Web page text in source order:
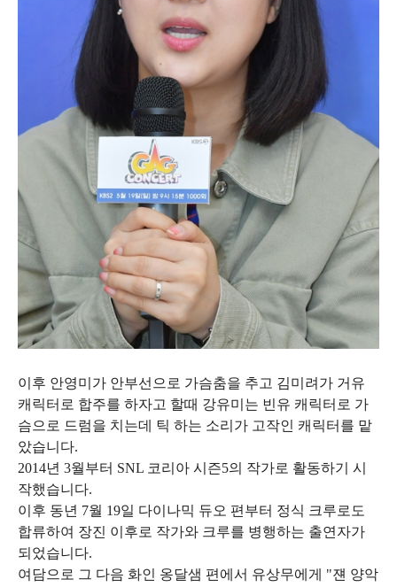
이후 안영미가 안부선으로 가슴춤을 추고 김미려가 거유
캐릭터로 합주를 하자고 할때 강유미는 빈유 캐릭터로 가
슴으로 드럼을 치는데 틱 하는 소리가 고작인 캐릭터를 맡
았습니다.
2014년 3월부터 SNL 코리아 시즌5의 작가로 활동하기 시
작했습니다.
이후 동년 7월 19일 다이나믹 듀오 편부터 정식 크루로도
합류하여 장진 이후로 작가와 크루를 병행하는 출연자가
되었습니다.
여담으로 그 다음 화인 옹달샘 편에서 유상무에게 "쟨 양악